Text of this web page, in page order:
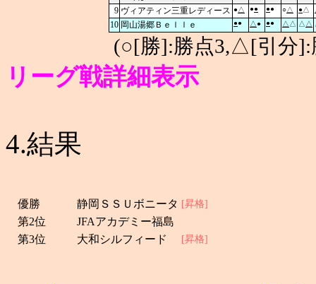
9 ヴィアティン三重レディース ●△ ●● ●● ○△ ●△
10 岡山湯郷Ｂｅｌｌｅ ●● △ ● ●● △ △ △ △
(○[勝]:勝点3,△[引分]:
リーグ戦詳細表示
4.結果
優勝 静岡ＳＳＵボニータ [昇格]
第2位
JFAアカデミー福島
第3位
大和シルフィード [昇格]